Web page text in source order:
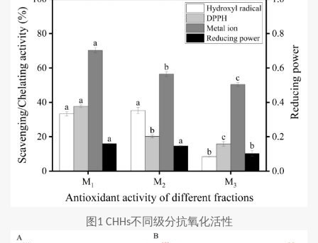
图 1 CHHs不同级分抗氧化活性